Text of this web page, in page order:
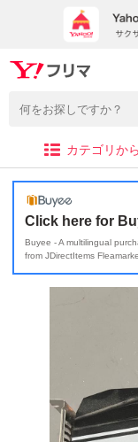
カテゴリか
Click here for
Buyee - A multilingual
from JDirectItems